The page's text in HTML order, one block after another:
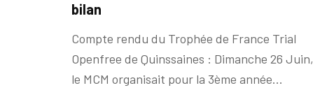
bilan
Compte rendu du Trophée de France Trial
Openfree de Quinssaines : Dimanche 26 Juin,
le MCM organisait pour la 3ème année...